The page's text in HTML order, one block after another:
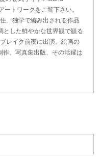
トワークをご覧下さい。
。独学で編み出される作品
とした鮮やかな世界観で観る
レイク前夜に出演。絵画の
作、写真集出版、その活躍は